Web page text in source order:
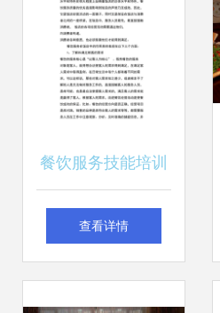
觉革命
餐饮服务技能培训
资料及会议记录 提
查看详情